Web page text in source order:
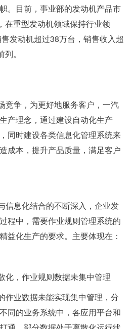
。目前，事业部的发动机产品市
在重型发动机领域保持行业领
发动机超过38万台，销售收入超
。
争，为更好地服务客户，一汽
产理念，通过建设自动化生产
同时建设各类信息化管理系统来
成本，提升产品质量，满足客户
息化结合的不断深入，企业发
程中，需要作业规则管理系统的
益化生产的要求。主要体现在：
化，作业规则数据未集中管理
业数据未能实现集中管理，分
同的业务系统中，各应用平台和